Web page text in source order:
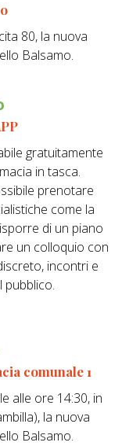
80, la nuova
Balsamo.
gratuitamente
in tasca.
prenotare
come la
di un piano
un colloquio con
incontri e
pubblico.
comunale 1
alle ore 14:30, in
la nuova
Balsamo.